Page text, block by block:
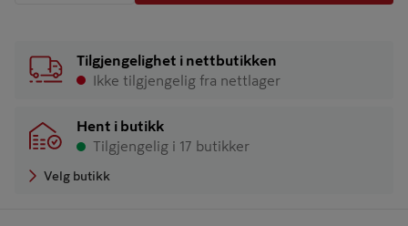
Tilgjengelighet i nettbutikken
Ikke tilgjengelig fra nettlager
Hent i butikk
Tilgjengelig i 17 butikker
Velg butikk